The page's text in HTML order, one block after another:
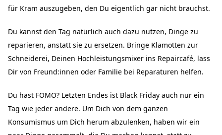
für Kram auszugeben, den Du eigentlich gar nicht brauchst.
Du kannst den Tag natürlich auch dazu nutzen, Dinge zu
reparieren, anstatt sie zu ersetzen. Bringe Klamotten zur
Schneiderei, Deinen Hochleistungsmixer ins Repaircafé, lass
Dir von Freund:innen oder Familie bei Reparaturen helfen.
Du hast FOMO? Letzten Endes ist Black Friday auch nur ein
Tag wie jeder andere. Um Dich von dem ganzen
Konsumismus um Dich herum abzulenken, haben wir ein